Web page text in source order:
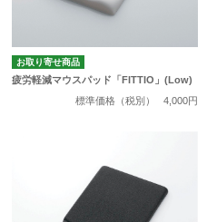
お取り寄せ商品
疲労軽減マウスパッド「FITTIO」(Low)
標準価格（税別）
4,000円